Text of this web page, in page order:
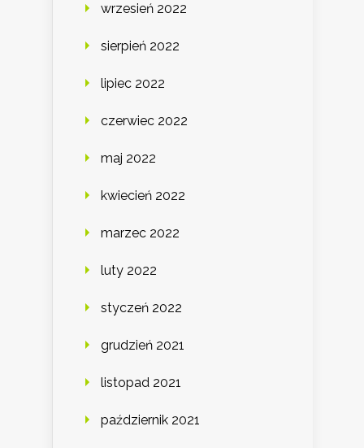
wrzesień 2022
sierpień 2022
lipiec 2022
czerwiec 2022
maj 2022
kwiecień 2022
marzec 2022
luty 2022
styczeń 2022
grudzień 2021
listopad 2021
październik 2021